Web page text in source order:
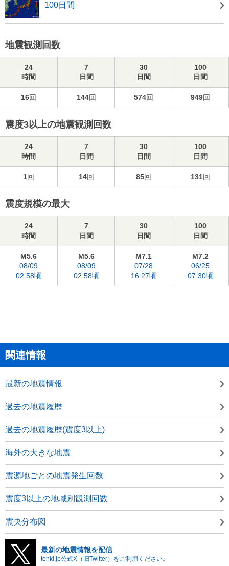
100日間
地震観測回数
24
時間
7
日間
30
日間
100
日間
16回 144回 574回 949回
震度3以上の地震観測回数
24
時間
7
日間
30
日間
100
日間
1回 14回 85回 131回
震度規模の最大
24
時間
7
日間
30
日間
100
日間
M5.6
08/09
02:58頃
M5.6
08/09
02:58頃
M7.1
07/28
16:27頃
M7.2
06/25
07:30頃
関連情報
最新の地震情報
過去の地震履歴
過去の地震履歴(震度3以上)
海外の大きな地震
震源地ごとの地震発生回数
震度3以上の地域別観測回数
震央分布図
最新の地震情報を配信
tenki.jp公式X（旧Twitter）をご利用ください。